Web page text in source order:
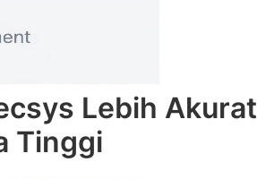
Lebih Akurat
Tinggi